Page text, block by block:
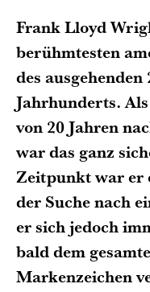
Frank Lloyd
berühmtesten
des
Jahrhunderts.
von 20 Jahren
war das ganz
Zeitpunkt war er
der Suche nach
er sich jedoch
bald dem
Markenzeichen